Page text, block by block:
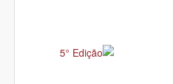
5° Edição